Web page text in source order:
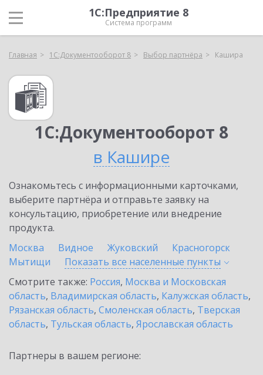
1С:Предприятие 8
Система программ
Главная 1С:Документооборот 8 Выбор партнёра Кашира
1С:Документооборот 8
в Кашире
Ознакомьтесь с информационными карточками,
выберите партнёра и отправьте заявку на
консультацию, приобретение или внедрение
продукта.
Москва
Видное Жуковский
Красногорск
Мытищи
Показать все населенные пункты
Смотрите также: Россия, Москва и Московская
область, Владимирская область, Калужская область,
Рязанская область, Смоленская область, Тверская
область, Тульская область, Ярославская область
Партнеры в вашем регионе: